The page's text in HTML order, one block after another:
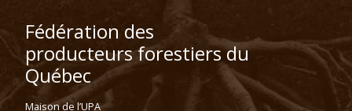
Fédération des
producteurs forestiers du
Québec
Maison de l’UPA